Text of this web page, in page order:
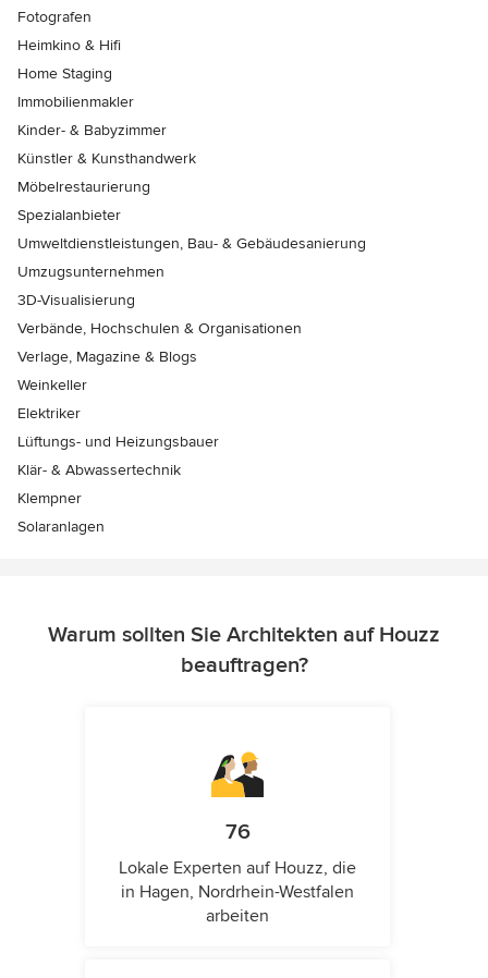
Fotografen
Heimkino & Hifi
Home Staging
Immobilienmakler
Kinder- & Babyzimmer
Künstler & Kunsthandwerk
Möbelrestaurierung
Spezialanbieter
Umweltdienstleistungen, Bau- & Gebäudesanierung
Umzugsunternehmen
3D-Visualisierung
Verbände, Hochschulen & Organisationen
Verlage, Magazine & Blogs
Weinkeller
Elektriker
Lüftungs- und Heizungsbauer
Klär- & Abwassertechnik
Klempner
Solaranlagen
Warum sollten Sie Architekten auf Houzz
beauftragen?
76
Lokale Experten auf Houzz, die
in Hagen, Nordrhein-Westfalen
arbeiten